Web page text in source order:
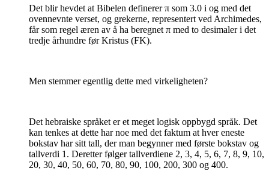
Det blir hevdet at Bibelen definerer π som 3.0 i og med det
ovennevnte verset, og grekerne, representert ved Archimedes,
får som regel æren av å ha beregnet π med to desimaler i det
tredje århundre før Kristus (FK).
Men stemmer egentlig dette med virkeligheten?
Det hebraiske språket er et meget logisk oppbygd språk. Det
kan tenkes at dette har noe med det faktum at hver eneste
bokstav har sitt tall, der man begynner med første bokstav og
tallverdi 1. Deretter følger tallverdiene 2, 3, 4, 5, 6, 7, 8, 9, 10,
20, 30, 40, 50, 60, 70, 80, 90, 100, 200, 300 og 400.